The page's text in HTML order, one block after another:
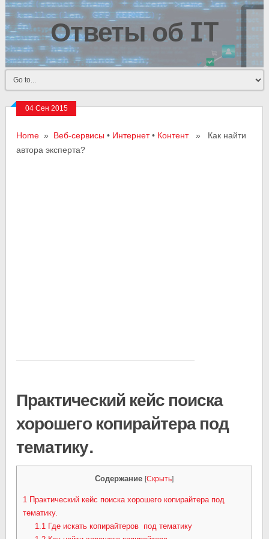
Ответы об IT
04 Сен 2015
Home » Веб-сервисы • Интернет• Контент» Как найти
автора эксперта?
Практический кейс поиска
хорошего копирайтера под
тематику.
Содержание [Скрыть]
1 Практический кейс поиска хорошего копирайтера под
тематику.
1.1Где искать копирайтеров под тематику